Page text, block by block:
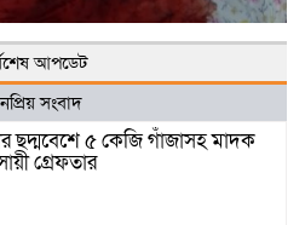
আপডেট
সংবাদ
ছদ্মবেশে ৫ কেজি গাঁজাসহ মাদক
গ্রেফতার